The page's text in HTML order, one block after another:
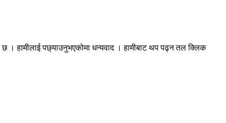
छ । हामीलाई पछ्याउनुभएकोमा धन्यवाद । हामीबाट थप पढ्न तल क्लिक